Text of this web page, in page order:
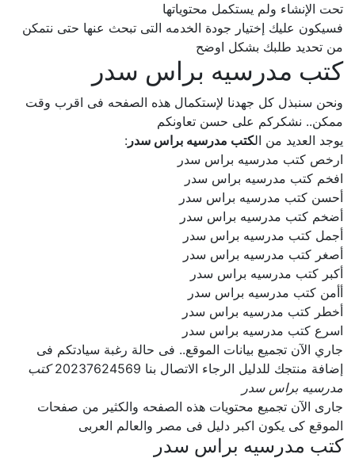
تحت الإنشاء ولم يستكمل محتوياتها
فسيكون عليك إختيار جودة الخدمه التى تبحث عنها حتى نتمكن
من تحديد طلبك بشكل اوضح
كتب مدرسيه براس سدر
ونحن سنبذل كل جهدنا لإستكمال هذه الصفحه فى اقرب وقت
ممكن.. نشكركم على حسن تعاونكم
يوجد العديد من ال كتب مدرسيه براس سدر:
ارخص كتب مدرسيه براس سدر
افخم كتب مدرسيه براس سدر
أحسن كتب مدرسيه براس سدر
أضخم كتب مدرسيه براس سدر
أجمل كتب مدرسيه براس سدر
أصغر كتب مدرسيه براس سدر
أكبر كتب مدرسيه براس سدر
أأمن كتب مدرسيه براس سدر
أخطر كتب مدرسيه براس سدر
اسرع كتب مدرسيه براس سدر
جاري الآن تجميع بيانات الموقع.. فى حالة رغبة سيادتكم فى
إضافة منتجك للدليل الرجاء الاتصال بنا 20237624569
كتب
مدرسيه براس سدر
جارى الآن تجميع محتويات هذه الصفحه والكثير من صفحات
الموقع كى يكون اكبر دليل فى مصر والعالم العربى
كتب مدرسيه براس سدر